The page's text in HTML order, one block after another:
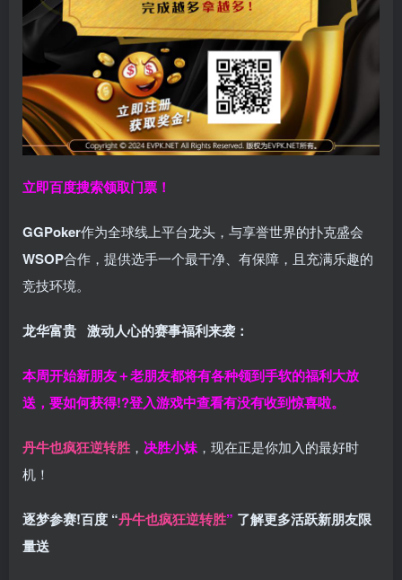
立即百度搜索领取门票！
GGPoker作为全球线上平台龙头，与享誉世界的扑克盛会
WSOP合作，提供选手一个最干净、有保障，且充满乐趣的
竞技环境。
龙华富贵 激动人心的赛事福利来袭：
本周开始新朋友＋老朋友都将有各种领到手软的福利大放
送，要如何获得!?登入游戏中查看有没有收到惊喜啦。
丹牛也疯狂逆转胜 ， 决胜小妹 ，现在正是你加入的最好时
机！
逐梦参赛!百度 “丹牛也疯狂逆转胜” 了解更多活跃新朋友限
量送